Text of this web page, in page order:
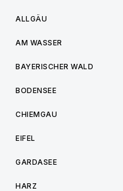
ALLGÄU
AM WASSER
BAYERISCHER WALD
BODENSEE
CHIEMGAU
EIFEL
GARDASEE
HARZ